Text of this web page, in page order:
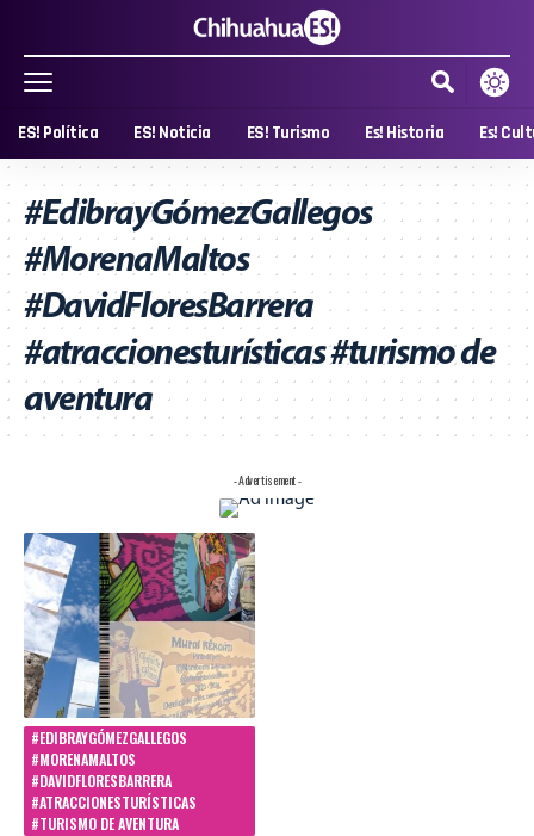
ES! Política ES! Noticia ES! Turismo Es! Historia Es!
#EdibrayGómezGallegos
#MorenaMaltos
#DavidFloresBarrera
#atraccionesturísticas #turismo de
aventura
- Advertisement -
#EDIBRAYGÓMEZGALLEGOS
#MORENAMALTOS
#DAVIDFLORESBARRERA
#ATRACCIONESTURÍSTICAS
#TURISMO DE AVENTURA